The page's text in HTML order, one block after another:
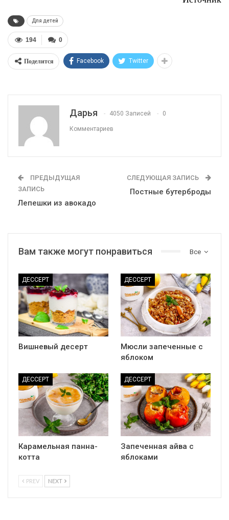
Для детей
0
194
Поделится Facebook Twitter
Дарья 4050 Записей 0
Комментариев
ПРЕДЫДУЩАЯ
ЗАПИСЬ
Лепешки из авокадо
СЛЕДУЮЩАЯ ЗАПИСЬ
Постные бутерброды
Все
Вам также могут понравиться
ДЕССЕРТ
Вишневый десерт
ДЕССЕРТ
Мюсли запеченные с
яблоком
ДЕССЕРТ
Карамельная панна-
котта
ДЕССЕРТ
Запеченная айва с
яблоками
PREV NEXT